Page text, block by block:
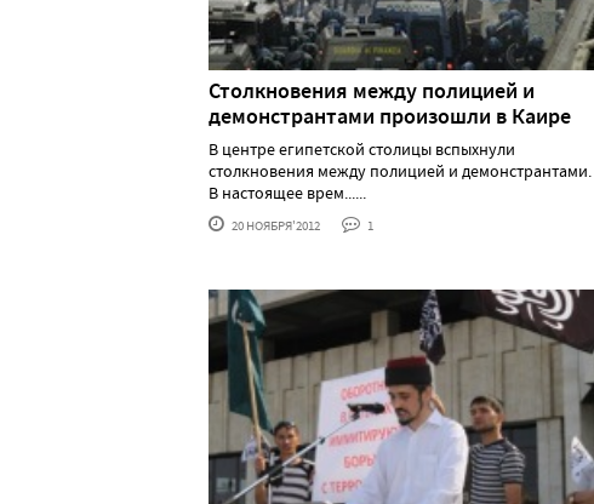
Столкновения между полицией и
демонстрантами произошли в Каире
В центре египетской столицы вспыхнули
столкновения между полицией и демонстрантами.
В настоящее врем......
20 НОЯБРЯ'2012 1